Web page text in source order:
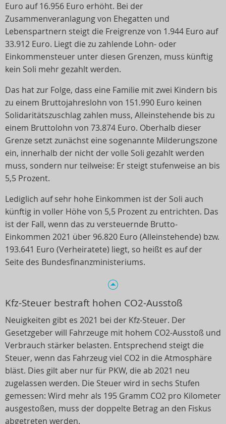
Euro auf 16.956 Euro erhöht. Bei der
Zusammenveranlagung von Ehegatten und
Lebenspartnern steigt die Freigrenze von 1.944 Euro auf
33.912 Euro. Liegt die zu zahlende Lohn- oder
Einkommensteuer unter diesen Grenzen, muss künftig
kein Soli mehr gezahlt werden.
Das hat zur Folge, dass eine Familie mit zwei Kindern bis
zu einem Bruttojahreslohn von 151.990 Euro keinen
Solidaritätszuschlag zahlen muss, Alleinstehende bis zu
einem Bruttolohn von 73.874 Euro. Oberhalb dieser
Grenze setzt zunächst eine sogenannte Milderungszone
ein, innerhalb der nicht der volle Soli gezahlt werden
muss, sondern nur teilweise: Er steigt stufenweise an bis
5,5 Prozent.
Lediglich auf sehr hohe Einkommen ist der Soli auch
künftig in voller Höhe von 5,5 Prozent zu entrichten. Das
ist der Fall, wenn das zu versteuernde Brutto-
Einkommen 2021 über 96.820 Euro (Alleinstehende) bzw.
193.641 Euro (Verheiratete) liegt, so heißt es auf der
Seite des Bundesfinanzministeriums.
Kfz-Steuer bestraft hohen CO2-Ausstoß
Neuigkeiten gibt es 2021 bei der Kfz-Steuer. Der
Gesetzgeber will Fahrzeuge mit hohem CO2-Ausstoß und
Verbrauch stärker belasten. Entsprechend steigt die
Steuer, wenn das Fahrzeug viel CO2 in die Atmosphäre
bläst. Dies gilt aber nur für PKW, die ab 2021 neu
zugelassen werden. Die Steuer wird in sechs Stufen
gemessen: Wird mehr als 195 Gramm CO2 pro Kilometer
ausgestoßen, muss der doppelte Betrag an den Fiskus
abgetreten werden.